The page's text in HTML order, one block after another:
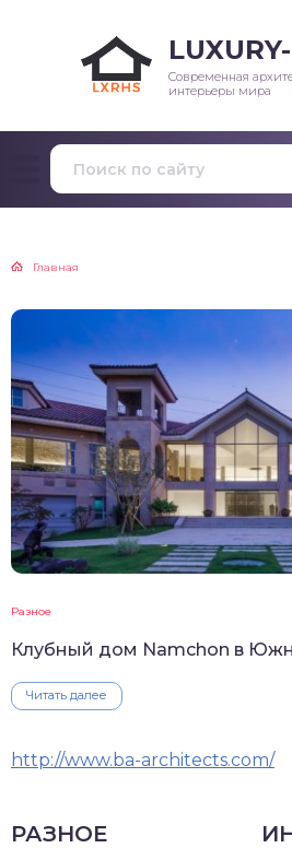
Современная
интерьеры мира
Главная
Разное
Клубный дом Namchon в
Читать далее
http://www.ba-architects.com/
РАЗНОЕ